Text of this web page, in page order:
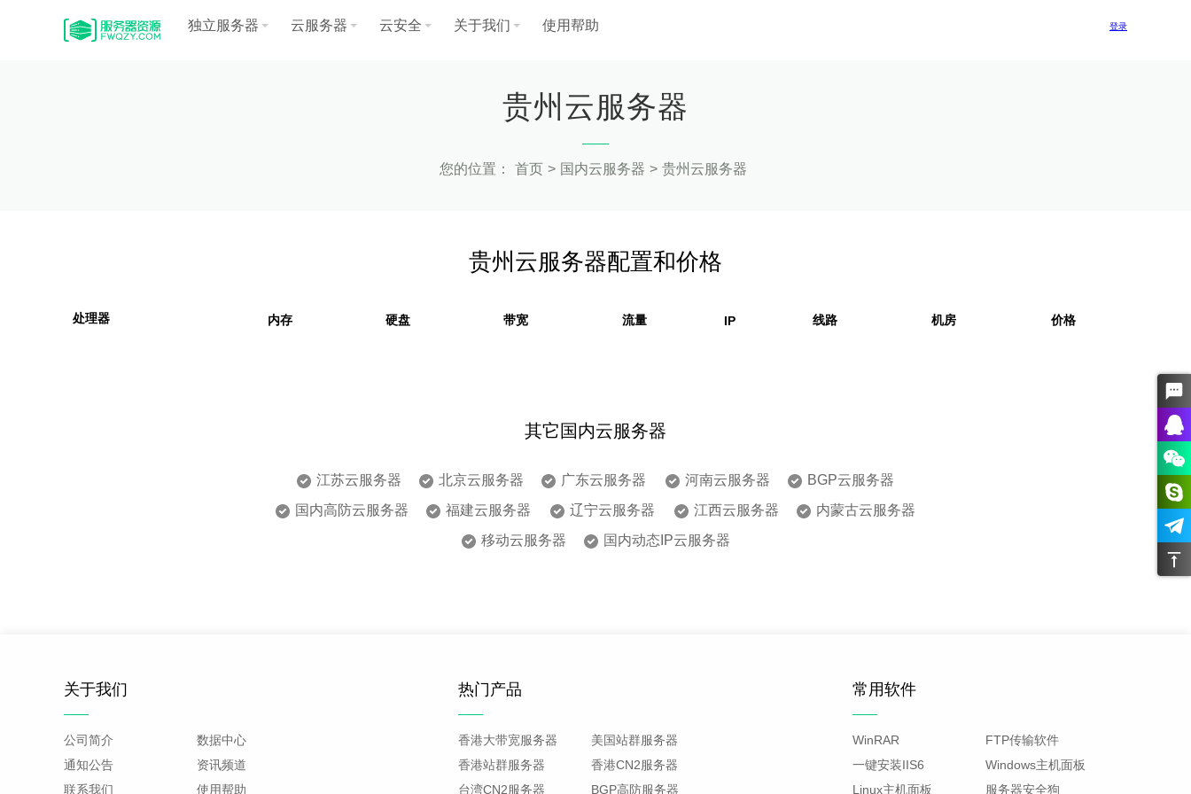
独立服务器 云服务器 云安全 关于我们 使用帮助 登录
贵州云服务器
您的位置： 首页 > 国内云服务器 > 贵州云服务器
贵州云服务器配置和价格
处理器 内存 硬盘 带宽 流量 IP 线路 机房 价格
其它国内云服务器
江苏云服务器 北京云服务器 广东云服务器 河南云服务器
BGP云服务器
国内高防云服务器
福建云服务器 辽宁云服务器 江西云服务器
内蒙古云服务器
移动云服务器
国内动态IP云服务器
关于我们
公司简介
数据中心
通知公告
资讯频道
联系我们
使用帮助
热门产品
香港大带宽服务器
美国站群服务器
香港站群服务器
香港CN2服务器
台湾CN2服务器
BGP高防服务器
常用软件
WinRAR
FTP传输软件
一键安装IIS6
Windows主机面板
Linux主机面板
服务器安全狗